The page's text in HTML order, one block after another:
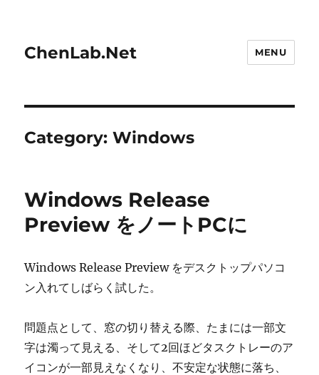
ChenLab.Net MENU
Category:Windows
Windows Release
Preview をノートPCに
Windows Release Preview をデスクトップパソコ
ン入れてしばらく試した。
問題点として、窓の切り替える際、たまには一部文
字は濁って見える、そして2回ほどタスクトレーのア
イコンが一部見えなくなり、不安定な状態に落ち、